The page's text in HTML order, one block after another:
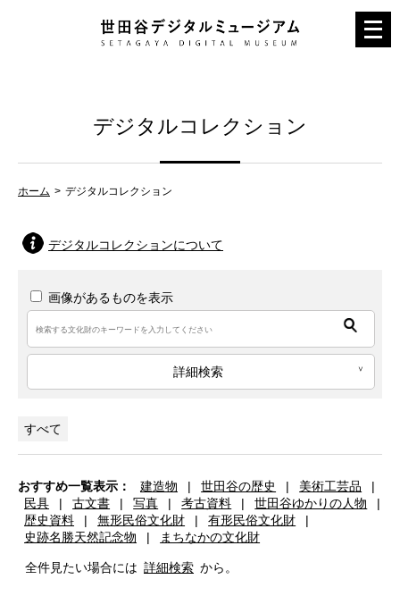
メ
ニ
デジタルコレクション
ホーム デジタルコレクション
デジタルコレクションについて
画像があるものを表示
詳細検索
すべて
おすすめ一覧表示： 建造物 | 世田谷の歴史 | 美術工芸品
|
民具
| 古文書 | 写真 | 考古資料 | 世田谷ゆかりの人物
|
歴史資料
| 無形民俗文化財 | 有形民俗文化財
|
史跡名勝天然記念物
| まちなかの文化財
全件見たい場合には 詳細検索 から。